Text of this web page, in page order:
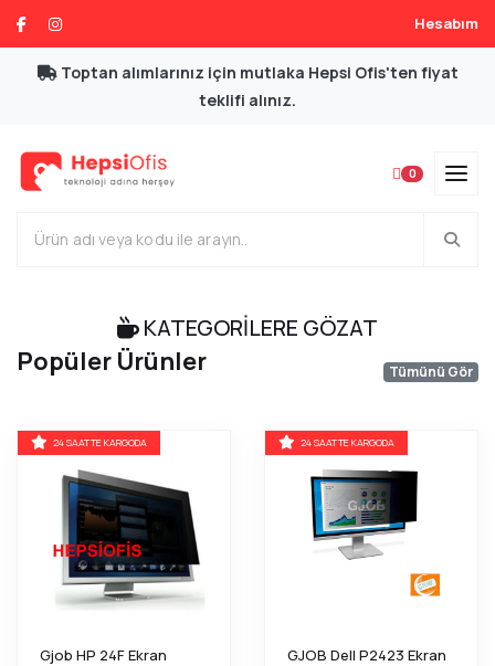
Hesabım
Toptan alımlarınız için mutlaka Hepsi Ofis'ten fiyat
teklifi alınız.
0
KATEGORİLERE GÖZAT
Popüler Ürünler Tümünü Gör
24 SAATTE KARGODA
Gjob HP 24F Ekran
24 SAATTE KARGODA
GJOB Dell P2423 Ekran